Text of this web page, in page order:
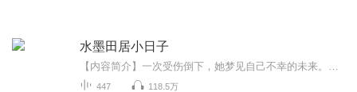
水墨田居小日子
447 118.5万